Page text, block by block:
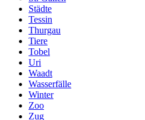
Städte
Tessin
Thurgau
Tiere
Tobel
Uri
Waadt
Wasserfälle
Winter
Zoo
Zug